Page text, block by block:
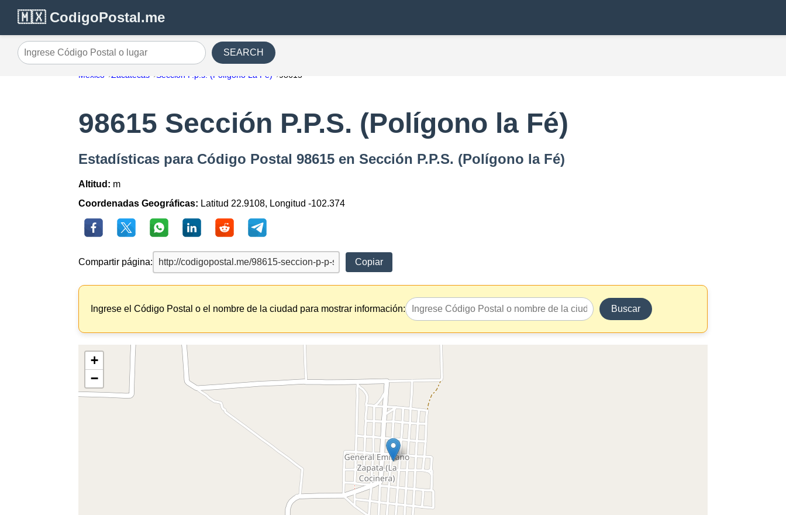
🇲🇽 CodigoPostal.me
Ingrese Código Postal o lugar SEARCH
México Zacatecas Sección P.p.s. (Polígono La Fé) 98615
98615 Sección P.P.S. (Polígono la Fé)
Estadísticas para Código Postal 98615 en Sección P.P.S. (Polígono la Fé)
Altitud: m
Coordenadas Geográficas: Latitud 22.9108, Longitud -102.374
Compartir página: Copiar
Ingrese el Código Postal o el nombre de la ciudad para mostrar información: Buscar
+
−